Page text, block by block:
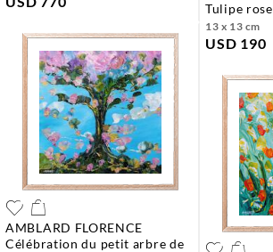
tulipe rose
13 x 13 cm
USD 190
AMBLARD FLORENCE
célébration du petit arbre de